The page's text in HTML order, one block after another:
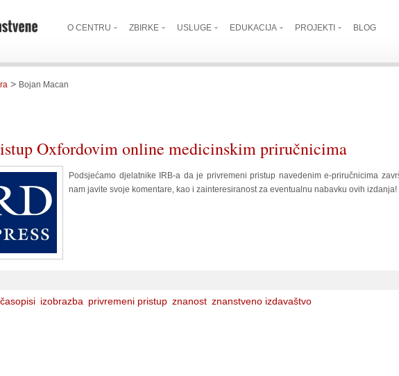
O CENTRU ZBIRKE USLUGE EDUKACIJA PROJEKTI BLOG
> Bojan Macan
Oxfordovim online medicinskim priručnicima
Podsjećamo djelatnike IRB-a da je privremeni pristup navedenim e-priručnicima
nam javite svoje komentare, kao i zainteresiranost za eventualnu nabavku ovih izdanja!
izobrazba privremeni pristup znanost znanstveno izdavaštvo